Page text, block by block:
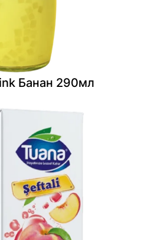
Банан 290мл